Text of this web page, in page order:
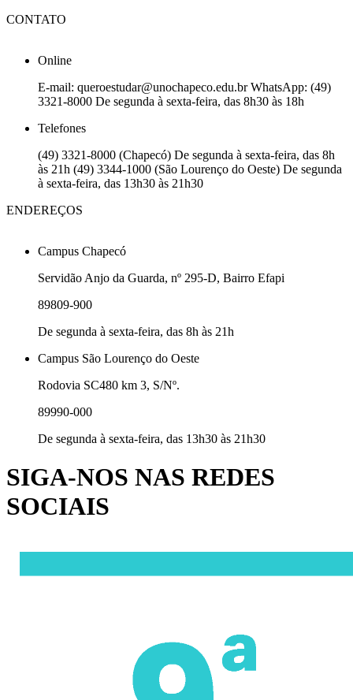
CONTATO
Online
E-mail: queroestudar@unochapeco.edu.br WhatsApp: (49)
3321-8000 De segunda à sexta-feira, das 8h30 às 18h
Telefones
(49) 3321-8000 (Chapecó) De segunda à sexta-feira, das 8h
às 21h (49) 3344-1000 (São Lourenço do Oeste) De segunda
à sexta-feira, das 13h30 às 21h30
ENDEREÇOS
Campus Chapecó
Servidão Anjo da Guarda, nº 295-D, Bairro Efapi
89809-900
De segunda à sexta-feira, das 8h às 21h
Campus São Lourenço do Oeste
Rodovia SC480 km 3, S/Nº.
89990-000
De segunda à sexta-feira, das 13h30 às 21h30
SIGA-NOS NAS REDES
SOCIAIS